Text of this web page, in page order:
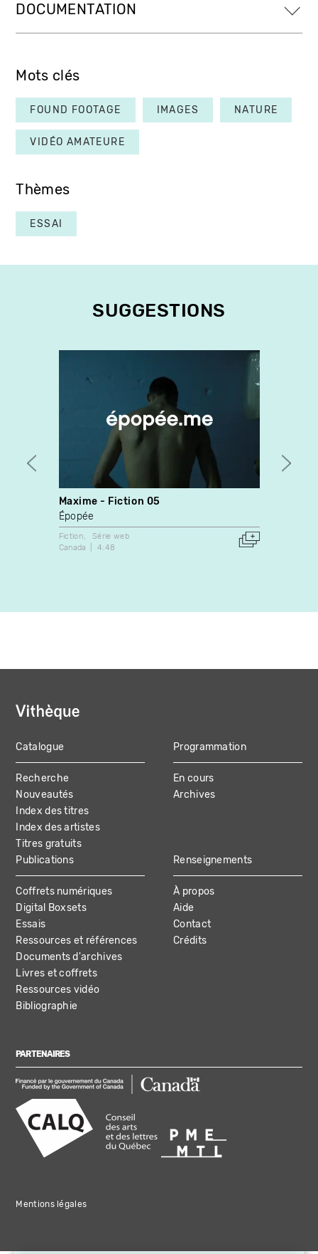
DOCUMENTATION
Mots clés
FOUND FOOTAGE IMAGES NATURE
VIDÉO AMATEURE
Thèmes
ESSAI
SUGGESTIONS
Maxime - Fiction 05
Épopée
Fiction
Série web
Canada
4:48
MAIN
NAVIGATION
Catalogue
Recherche
Nouveautés
Index des titres
Index des artistes
Titres gratuits
Programmation
En cours
Archives
Publications
Coffrets numériques
Digital Boxsets
Essais
Ressources et références
Documents d'archives
Livres et coffrets
Ressources vidéo
Bibliographie
Renseignements
À propos
Aide
Contact
Crédits
PARTENAIRES
Mentions légales